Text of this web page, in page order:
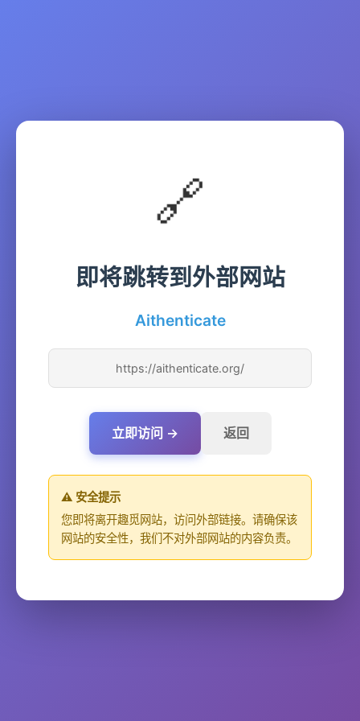
🔗
即将跳转到外部网站
Aithenticate
https://aithenticate.org/
立即访问 → 返回
⚠️ 安全提示
您即将离开趣觅网站，访问外部链接。请确保该
网站的安全性，我们不对外部网站的内容负责。